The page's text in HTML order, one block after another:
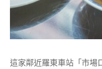
這家鄰近羅東車站「市場